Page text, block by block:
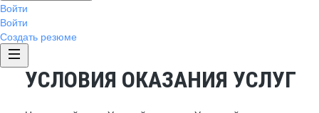
Войти
Войти
Создать резюме
УСЛОВИЯ ОКАЗАНИЯ УСЛУГ